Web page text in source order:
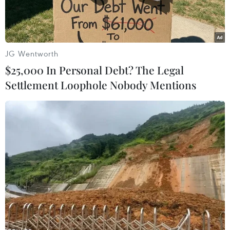
Ngày 29/4/2025 (giờ địa phương), tại Cung Cách mạng, thủ
đô La Habana, Ban Chấp hành Trung ương Đảng Cộng sản
Cuba tổ chức Lễ kỷ niệm 50 năm Ngày Giải phóng miền Nam,
thống nhất đất nước (30/4/1975-2025), thể hiện tình hữu nghị,
đoàn kết đặc biệt với nhân dân Việt Nam anh em. (Ảnh: Việt
Hùng/TTXVN)
“Alô! Tôi vừa nhận được lời mời tham gia đoàn
JG Wentworth
$25,000 In Personal Debt? The Legal
Settlement Loophole Nobody Mentions